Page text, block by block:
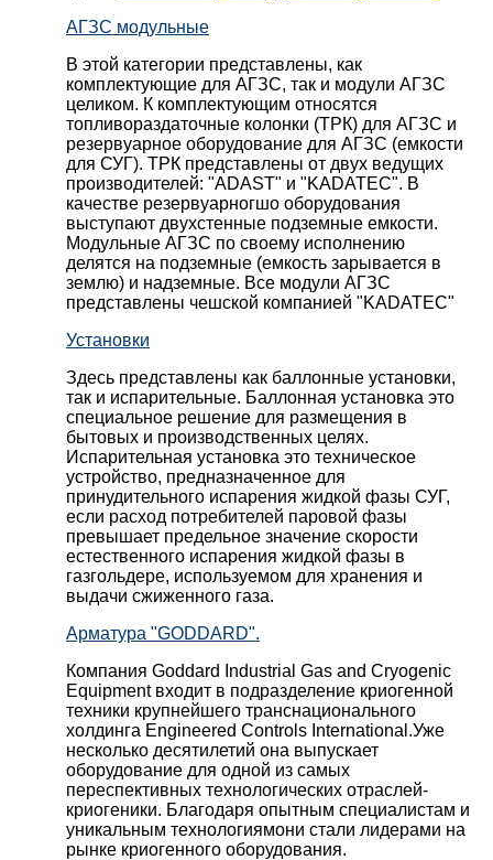
АГЗС модульные
В этой категории представлены, как
комплектующие для АГЗС, так и модули АГЗС
целиком. К комплектующим относятся
топливораздаточные колонки (ТРК) для АГЗС и
резервуарное оборудование для АГЗС (емкости
для СУГ). ТРК представлены от двух ведущих
производителей: "ADAST" и "KADATEC". В
качестве резервуарногшо оборудования
выступают двухстенные подземные емкости.
Модульные АГЗС по своему исполнению
делятся на подземные (емкость зарывается в
землю) и надземные. Все модули АГЗС
представлены чешской компанией "KADATEC"
Установки
Здесь представлены как баллонные установки,
так и испарительные. Баллонная установка это
специальное решение для размещения в
бытовых и производственных целях.
Испарительная установка это техническое
устройство, предназначенное для
принудительного испарения жидкой фазы СУГ,
если расход потребителей паровой фазы
превышает предельное значение скорости
естественного испарения жидкой фазы в
газгольдере, используемом для хранения и
выдачи сжиженного газа.
Арматура "GODDARD".
Компания Goddard Industrial Gas and Cryogenic
Equipment входит в подразделение криогенной
техники крупнейшего транснационального
холдинга Engineered Controls International.Уже
несколько десятилетий она выпускает
оборудование для одной из самых
переспективных технологических отраслей-
криогеники. Благодаря опытным специалистам и
уникальным технологиямони стали лидерами на
рынке криогенного оборудования.